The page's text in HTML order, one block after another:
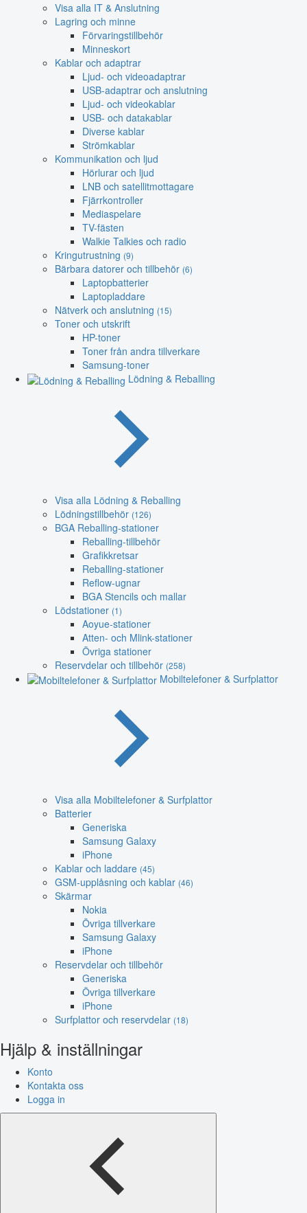
Visa alla IT & Anslutning
Lagring och minne
Förvaringstillbehör
Minneskort
Kablar och adaptrar
Ljud- och videoadaptrar
USB-adaptrar och anslutning
Ljud- och videokablar
USB- och datakablar
Diverse kablar
Strömkablar
Kommunikation och ljud
Hörlurar och ljud
LNB och satellitmottagare
Fjärrkontroller
Mediaspelare
TV-fästen
Walkie Talkies och radio
Kringutrustning (9)
Bärbara datorer och tillbehör (6)
Laptopbatterier
Laptopladdare
Nätverk och anslutning (15)
Toner och utskrift
HP-toner
Toner från andra tillverkare
Samsung-toner
Lödning & Reballing
Visa alla Lödning & Reballing
Lödningstillbehör (126)
BGA Reballing-stationer
Reballing-tillbehör
Grafikkretsar
Reballing-stationer
Reflow-ugnar
BGA Stencils och mallar
Lödstationer (1)
Aoyue-stationer
Atten- och Mlink-stationer
Övriga stationer
Reservdelar och tillbehör (258)
Mobiltelefoner & Surfplattor
Visa alla Mobiltelefoner & Surfplattor
Batterier
Generiska
Samsung Galaxy
iPhone
Kablar och laddare (45)
GSM-upplåsning och kablar (46)
Skärmar
Nokia
Övriga tillverkare
Samsung Galaxy
iPhone
Reservdelar och tillbehör
Generiska
Övriga tillverkare
iPhone
Surfplattor och reservdelar (18)
Hjälp & inställningar
Konto
Kontakta oss
Logga in